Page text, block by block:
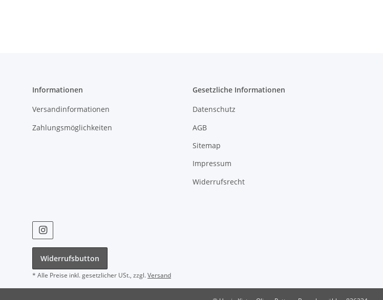
Informationen
Versandinformationen
Zahlungsmöglichkeiten
Gesetzliche Informationen
Datenschutz
AGB
Sitemap
Impressum
Widerrufsrecht
Widerrufsbutton
* Alle Preise inkl. gesetzlicher USt., zzgl.Versand